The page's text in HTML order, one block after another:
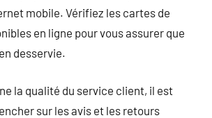
mobile. Vérifiez les cartes de
en ligne pour vous assurer que
desservie.
la qualité du service client, il est
sur les avis et les retours